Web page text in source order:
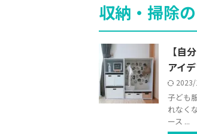
収納・掃除
【自
アイ
子ども
れなく
ース ...